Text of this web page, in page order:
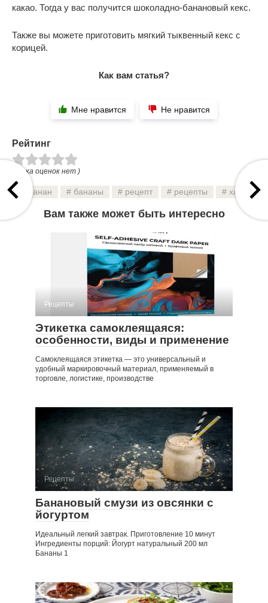
какао. Тогда у вас получится шоколадно-банановый кекс.
Также вы можете приготовить мягкий тыквенный кекс с
корицей.
Как вам статья?
Мне нравится Не нравится
Рейтинг
( Пока оценок нет )
банан бананы рецепт рецепты хлеб
Вам также может быть интересно
Рецепты
Этикетка самоклеящаяся:
особенности, виды и применение
Самоклеящаяся этикетка — это универсальный и
удобный маркировочный материал, применяемый в
торговле, логистике, производстве
Рецепты
Банановый смузи из овсянки с
йогуртом
Идеальный легкий завтрак. Приготовление 10 минут
Ингредиенты порций: Йогурт натуральный 200 мл
Бананы 1